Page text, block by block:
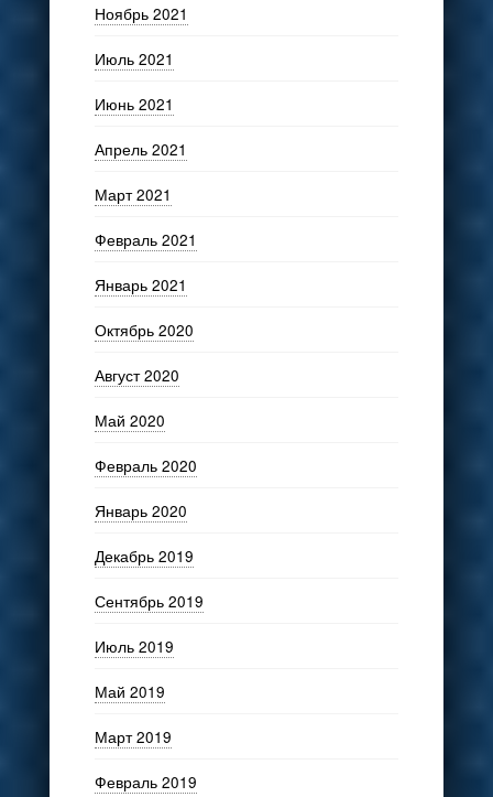
Ноябрь 2021
Июль 2021
Июнь 2021
Апрель 2021
Март 2021
Февраль 2021
Январь 2021
Октябрь 2020
Август 2020
Май 2020
Февраль 2020
Январь 2020
Декабрь 2019
Сентябрь 2019
Июль 2019
Май 2019
Март 2019
Февраль 2019